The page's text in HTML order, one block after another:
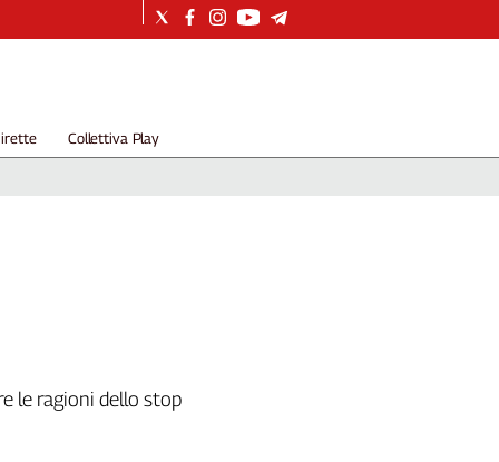
Collettiva Play
le ragioni dello stop